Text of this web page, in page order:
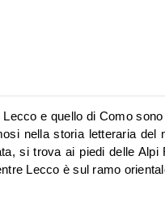
Lecco e quello di Como
nella storia letteraria
si trova ai piedi delle
Lecco è sul ramo